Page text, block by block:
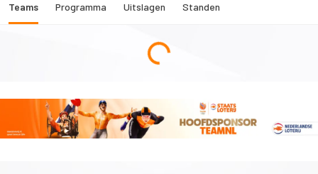
Teams Programma Uitslagen Standen